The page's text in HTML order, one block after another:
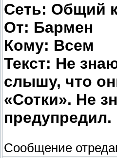
Сеть: Общий
От: Бармен
Кому: Всем
Текст: Не
слышу, что
«Сотки». Не
предупредил.
Сообщение